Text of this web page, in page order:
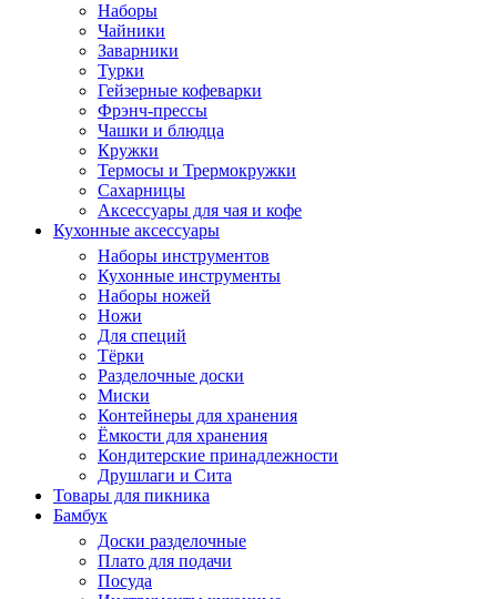
Наборы
Чайники
Заварники
Турки
Гейзерные кофеварки
Фрэнч-прессы
Чашки и блюдца
Кружки
Термосы и Трермокружки
Сахарницы
Аксессуары для чая и кофе
Кухонные аксессуары
Наборы инструментов
Кухонные инструменты
Наборы ножей
Ножи
Для специй
Тёрки
Разделочные доски
Миски
Контейнеры для хранения
Ёмкости для хранения
Кондитерские принадлежности
Друшлаги и Сита
Товары для пикника
Бамбук
Доски разделочные
Плато для подачи
Посуда